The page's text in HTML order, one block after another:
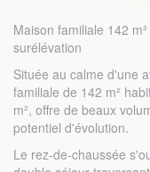
Maison familiale 142
surélévation
Située au calme d'une
familiale de 142 m²
m², offre de beaux
potentiel d'évolution.
Le rez-de-chaussée